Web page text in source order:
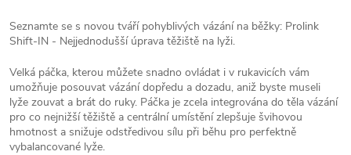
Seznamte se s novou tváří pohyblivých vázání na běžky: Prolink
Shift-IN - Nejjednodušší úprava těžiště na lyži.
Velká páčka, kterou můžete snadno ovládat i v rukavicích vám
umožňuje posouvat vázání dopředu a dozadu, aniž byste museli
lyže zouvat a brát do ruky. Páčka je zcela integrována do těla vázání
pro co nejnižší těžiště a centrální umístění zlepšuje švihovou
hmotnost a snižuje odstředivou sílu při běhu pro perfektně
vybalancované lyže.